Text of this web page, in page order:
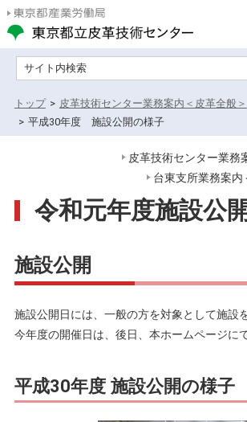
サイト内検索
トップ > 皮革技術センター業務案内＜皮革全般＞
> 平成30年度 施設公開の様子
皮革技術センター業務
台東支所業務案内
令和元年度施設公
施設公開
施設公開日には、一般の方を対象として施設
今年度の開催日は、後日、本ホームページに
平成30年度 施設公開の様子